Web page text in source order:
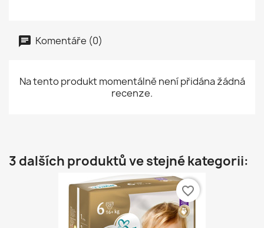
Komentáře (0)
Na tento produkt momentálně není přidána žádná
recenze.
3 dalších produktů ve stejné kategorii:
favorite_border